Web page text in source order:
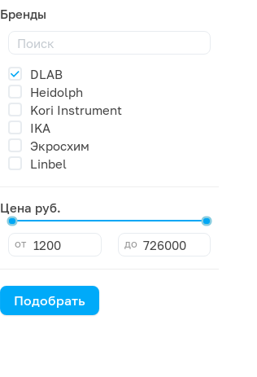
Бренды
DLAB
Heidolph
Kori Instrument
IKA
Экросхим
Linbel
Цена руб.
от до
Подобрать